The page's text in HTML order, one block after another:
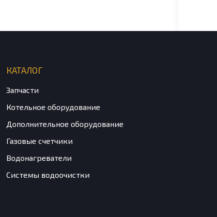
КАТАЛОГ
Запчасти
Котельное оборудование
Дополнительное оборудование
Газовые счетчики
Водонагреватели
Системы водоочистки